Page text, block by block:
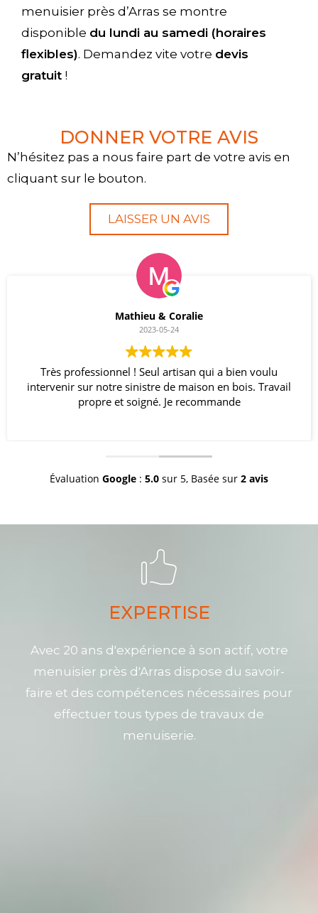
menuisier près d’Arras se montre
disponible du lundi au samedi (horaires
flexibles). Demandez vite votre devis
gratuit !
DONNER VOTRE AVIS
N’hésitez pas a nous faire part de votre avis en
cliquant sur le bouton.
LAISSER UN AVIS
Mathieu & Coralie
2023-05-24
Très professionnel ! Seul artisan qui a bien voulu
intervenir sur notre sinistre de maison en bois. Travail
propre et soigné. Je recommande
Évaluation Google : 5.0 sur 5, Basée sur 2 avis
EXPERTISE
Avec 20 ans d'expérience à son actif, votre
menuisier près d'Arras dispose du savoir-
faire et des compétences nécessaires pour
effectuer tous types de travaux de
menuiserie.